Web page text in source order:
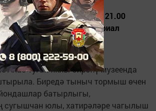
уңаеннан, 22 июньдә, 21.00
Батырлар Мемориал
көне уза.
Апас туган якны өйрәнү музеенда
Биредә тыныч тормыш өчен
батырлыгы,
сугышчан юлы, хатирәләре чагылыш